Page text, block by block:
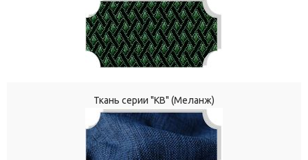
Ткань серии "КВ" (Меланж)